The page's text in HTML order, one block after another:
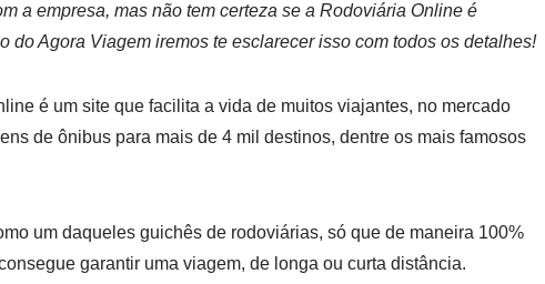
a empresa, mas não tem certeza se a Rodoviária Online é
do Agora Viagem iremos te esclarecer isso com todos os detalhes!
é um site que facilita a vida de muitos viajantes, no mercado
de ônibus para mais de 4 mil destinos, dentre os mais famosos
um daqueles guichês de rodoviárias, só que de maneira 100%
garantir uma viagem, de longa ou curta distância.